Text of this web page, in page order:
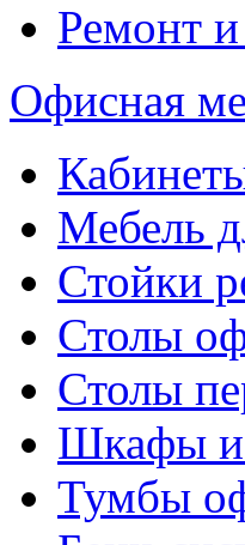
Ремонт и
Офисная
Мебель
Стойки
Столы
Столы
Шкафы и
Тумбы